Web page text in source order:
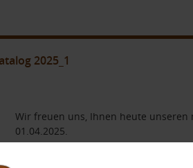
2025_1
Wir freuen uns, Ihnen heute unseren
01.04.2025.
Die Orientierung fällt durch die